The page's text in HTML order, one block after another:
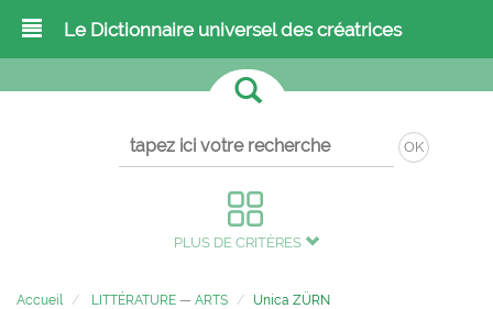
Le Dictionnaire universel des créatrices
OK
PLUS DE CRITÈRES
Accueil LITTÉRATURE — ARTS Unica ZÜRN